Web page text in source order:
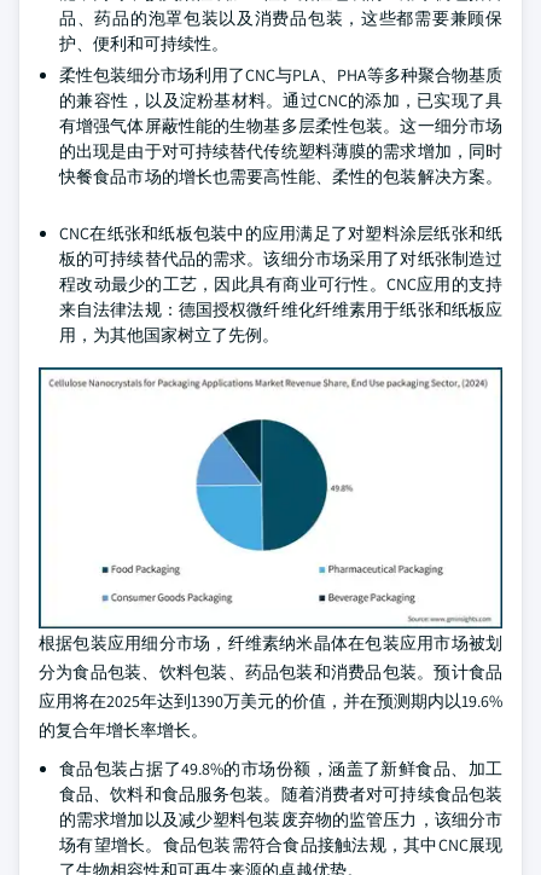
品、药品的泡罩包装以及消费品包装，这些都需要兼顾保
护、便利和可持续性。
柔性包装细分市场利用了CNC与PLA、PHA等多种聚合物基质
的兼容性，以及淀粉基材料。通过CNC的添加，已实现了具
有增强气体屏蔽性能的生物基多层柔性包装。这一细分市场
的出现是由于对可持续替代传统塑料薄膜的需求增加，同时
快餐食品市场的增长也需要高性能、柔性的包装解决方案。
CNC在纸张和纸板包装中的应用满足了对塑料涂层纸张和纸
板的可持续替代品的需求。该细分市场采用了对纸张制造过
程改动最少的工艺，因此具有商业可行性。CNC应用的支持
来自法律法规：德国授权微纤维化纤维素用于纸张和纸板应
用，为其他国家树立了先例。
根据包装应用细分市场，纤维素纳米晶体在包装应用市场被划
分为食品包装、饮料包装、药品包装和消费品包装。预计食品
应用将在2025年达到1390万美元的价值，并在预测期内以19.6%
的复合年增长率增长。
食品包装占据了49.8%的市场份额，涵盖了新鲜食品、加工
食品、饮料和食品服务包装。随着消费者对可持续食品包装
的需求增加以及减少塑料包装废弃物的监管压力，该细分市
场有望增长。食品包装需符合食品接触法规，其中CNC展现
了生物相容性和可再生来源的卓越优势。